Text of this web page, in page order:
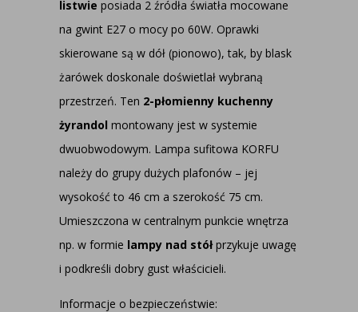
listwie posiada 2 źródła światła mocowane
na gwint E27 o mocy po 60W. Oprawki
skierowane są w dół (pionowo), tak, by blask
żarówek doskonale doświetlał wybraną
przestrzeń. Ten 2-płomienny kuchenny
żyrandol montowany jest w systemie
dwuobwodowym. Lampa sufitowa KORFU
należy do grupy dużych plafonów – jej
wysokość to 46 cm a szerokość 75 cm.
Umieszczona w centralnym punkcie wnętrza
np. w formie lampy nad stółprzykuje uwagę
i podkreśli dobry gust właścicieli.
Informacje o bezpieczeństwie: